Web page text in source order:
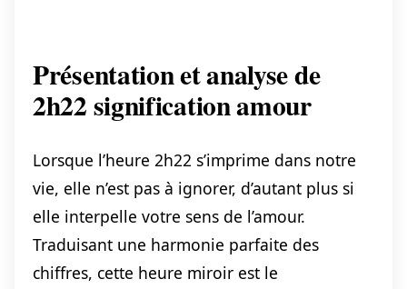
Présentation et analyse de
2h22 signification amour
Lorsque l’heure 2h22 s’imprime dans notre
vie, elle n’est pas à ignorer, d’autant plus si
elle interpelle votre sens de l’amour.
Traduisant une harmonie parfaite des
chiffres, cette heure miroir est le